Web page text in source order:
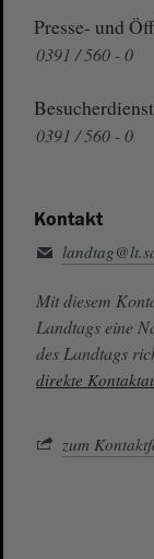
Presse- und
0391 / 560 - 0
Besucherdienst
0391 / 560 - 0
Kontakt
Mit diesem
Landtags eine
des Landtags
direkte
zum